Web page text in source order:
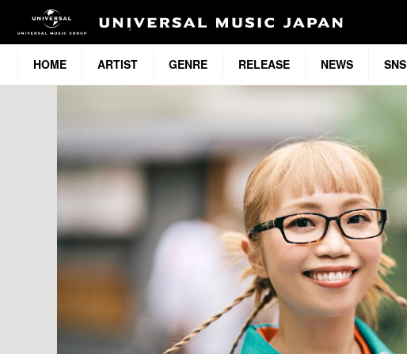
HOME ARTIST GENRE RELEASE NEWS SNS